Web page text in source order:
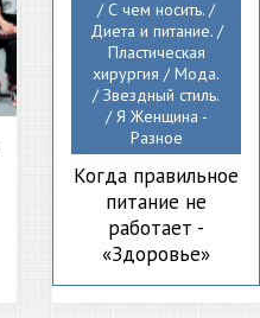
/ С чем носить. /
Диета и питание. /
Пластическая
хирургия / Мода.
/ Звездный стиль.
/ Я Женщина -
Разное
Когда правильное
питание не
работает -
«Здоровье»